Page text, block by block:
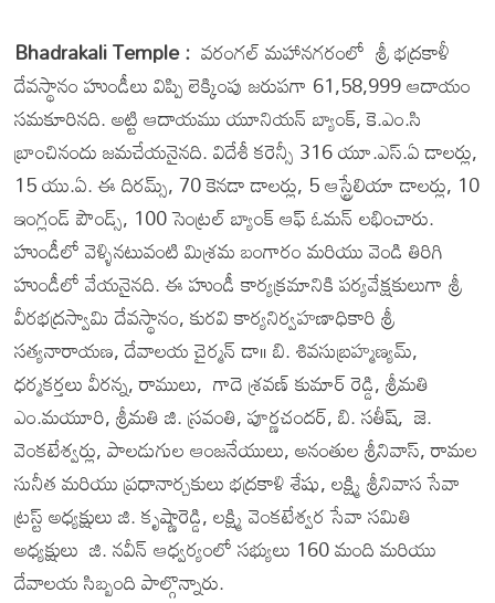
Bhadrakali Temple : వరంగల్ మహానగరంలో శ్రీ భద్రకాళీ
దేవస్థానం హుండీలు విప్పి లెక్కింపు జరుపగా 61,58,999 ఆదాయం
సమకూరినది. అట్టి ఆదాయము యూనియన్ బ్యాంక్, కె.ఎం.సి
బ్రాంచినందు జమచేయనైనది. విదేశీ కరెన్సీ 316 యూ.ఎస్.ఏ డాలర్లు,
15 యు.ఏ. ఈ దిరమ్స్, 70 కెనడా డాలర్లు, 5 ఆస్ట్రేలియా డాలర్లు, 10
ఇంగ్లండ్ పౌండ్స్, 100 సెంట్రల్ బ్యాంక్ ఆఫ్ ఓమన్ లభించారు.
హుండీలో వెళ్ళినటువంటి మిశ్రమ బంగారం మరియు వెండి తిరిగి
హుండీలో వేయనైనది. ఈ హుండీ కార్యక్రమానికి పర్యవేక్షకులుగా శ్రీ
వీరభద్రస్వామి దేవస్థానం, కురవి కార్యనిర్వహణాధికారి శ్రీ
సత్యనారాయణ, దేవాలయ చైర్మన్ డా॥ బి. శివసుబ్రహ్మణ్యమ్,
ధర్మకర్తలు వీరన్న, రాములు, గాదె శ్రవణ్ కుమార్ రెడ్డి, శ్రీమతి
ఎం.మయూరి, శ్రీమతి జి. స్రవంతి, పూర్ణచందర్, బి. సతీష్, జె.
వెంకటేశ్వర్లు, పాలడుగుల ఆంజనేయులు, అనంతుల శ్రీనివాస్, రామల
సునీత మరియు ప్రధానార్చకులు భద్రకాళి శేషు, లక్ష్మి శ్రీనివాస సేవా
ట్రస్ట్ అధ్యక్షులు జి. కృష్ణారెడ్డి, లక్ష్మి వెంకటేశ్వర సేవా సమితి
అధ్యక్షులు జి. నవీన్ ఆధ్వర్యంలో సభ్యులు 160 మంది మరియు
దేవాలయ సిబ్బంది పాల్గొన్నారు.